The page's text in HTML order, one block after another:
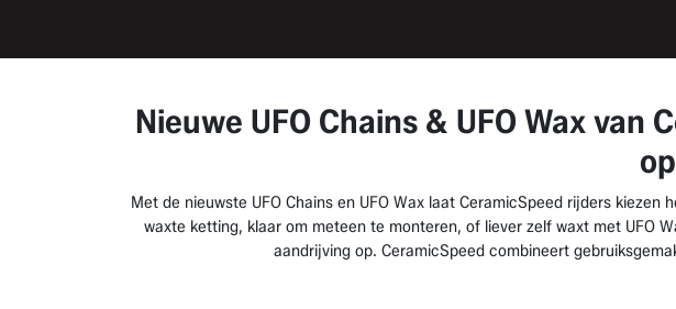
Nieuwe UFO Chains & UFO Wax
Met de nieuwste UFO Chains en UFO Wax laat CeramicSpeed rijders
waxte ketting, klaar om meteen te monteren, of liever zelf waxt met UFO
aandrijving op. CeramicSpeed combineert